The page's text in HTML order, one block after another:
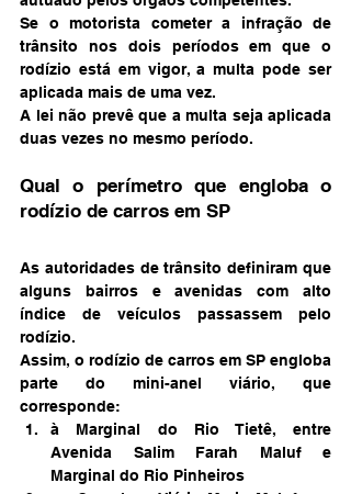
Se o motorista cometer a infração de
trânsito nos dois períodos em que o
rodízio está em vigor, a multa pode ser
aplicada mais de uma vez.
A lei não prevê que a multa seja aplicada
duas vezes no mesmo período.
Qual o perímetro que engloba o
rodízio de carros em SP
As autoridades de trânsito definiram que
alguns bairros e avenidas com alto
índice de veículos passassem pelo
rodízio.
Assim, o rodízio de carros em SP engloba
parte do mini-anel viário, que
corresponde:
à Marginal do Rio Tietê, entre
Avenida Salim Farah Maluf e
Marginal do Rio Pinheiros